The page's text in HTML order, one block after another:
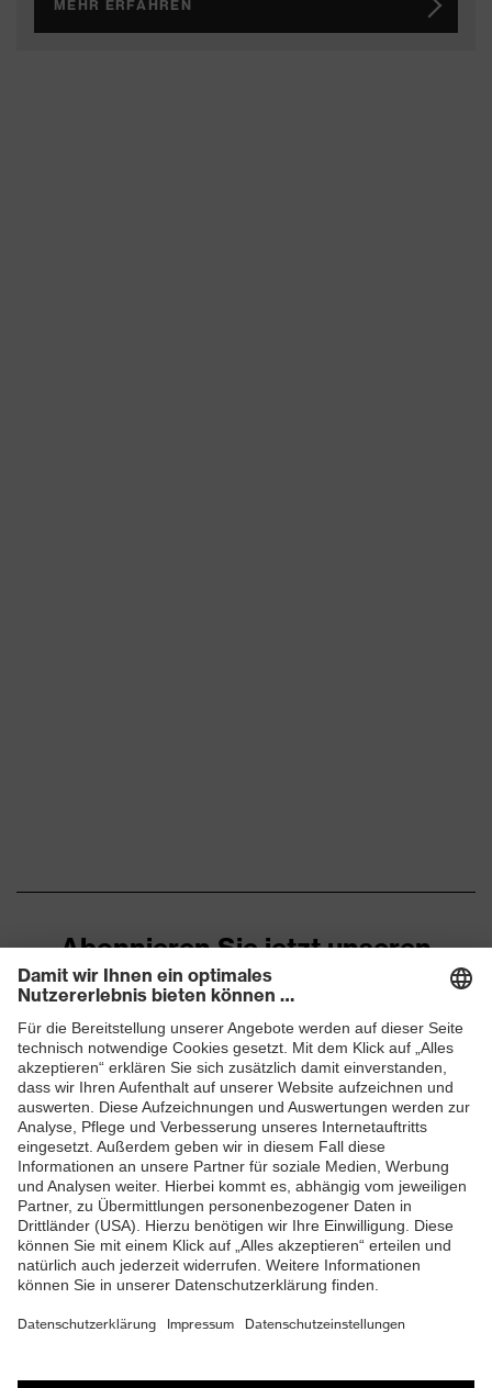
MEHR ERFAHREN
Abonnieren Sie jetzt unseren
Newsletter
ZUM NEWSLETTER ANMELDEN